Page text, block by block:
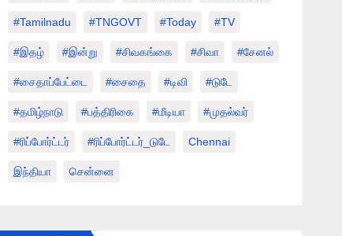
#tamilnadu #TNGOVT #today #TV
#இதழ் #இன்று #சிவகங்கை #சிவா #சேனல்
#சைதாப்பேட்டை #சைதை #டிவி #டுடே
#தமிழ்நாடு #பத்திரிகை #மீடியா #முதல்வர்
#ரிப்போர்ட்டர் #ரிப்போர்ட்டர்_டுடே Chennai
இந்தியா சென்னை